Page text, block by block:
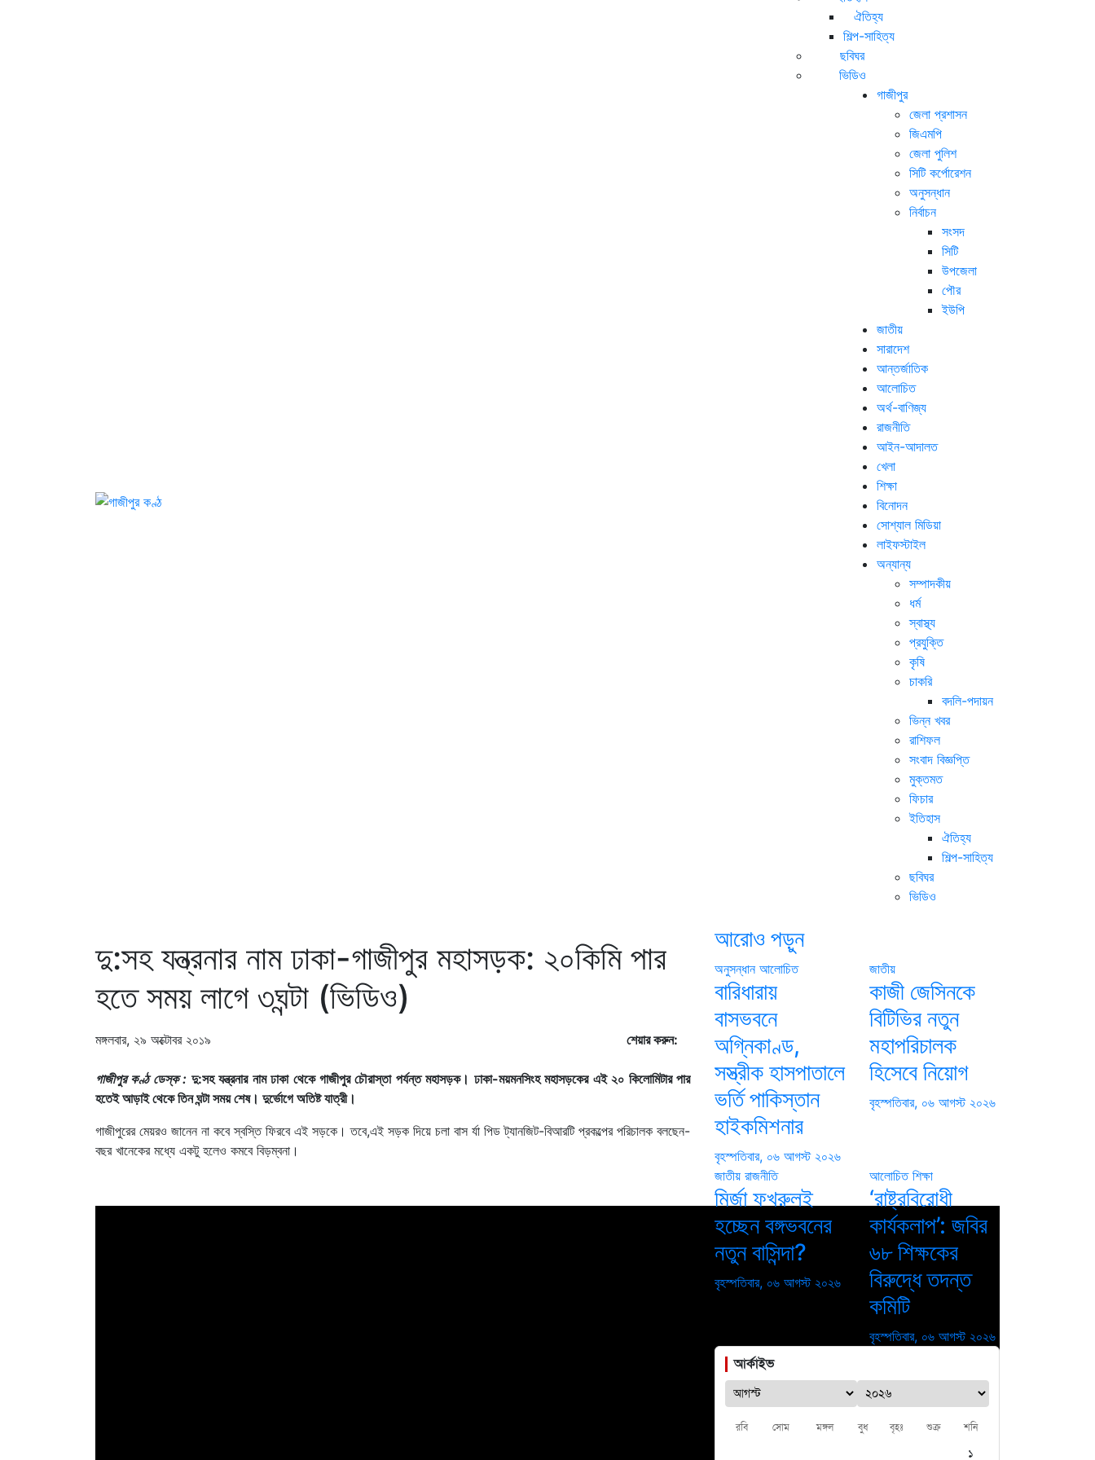
ঐতিহ্য
শিল্প-সাহিত্য
ছবিঘর
ভিডিও
গাজীপুর
জেলা প্রশাসন
জিএমপি
জেলা পুলিশ
সিটি কর্পোরেশন
অনুসন্ধান
নির্বাচন
সংসদ
সিটি
উপজেলা
পৌর
ইউপি
জাতীয়
সারাদেশ
আন্তর্জাতিক
আলোচিত
অর্থ-বাণিজ্য
রাজনীতি
আইন-আদালত
খেলা
শিক্ষা
বিনোদন
সোশ্যাল মিডিয়া
লাইফস্টাইল
অন্যান্য
সম্পাদকীয়
ধর্ম
স্বাস্থ্য
প্রযুক্তি
কৃষি
চাকরি
বদলি-পদায়ন
ভিন্ন খবর
রাশিফল
সংবাদ বিজ্ঞপ্তি
মুক্তমত
ফিচার
ইতিহাস
ঐতিহ্য
শিল্প-সাহিত্য
ছবিঘর
ভিডিও
দু:সহ যন্ত্রনার নাম ঢাকা-গাজীপুর মহাসড়ক: ২০কিমি পার
হতে সময় লাগে ৩ঘন্টা (ভিডিও)
মঙ্গলবার, ২৯ অক্টোবর ২০১৯ শেয়ার করুন:
গাজীপুর কণ্ঠ ডেস্ক : দু:সহ যন্ত্রনার নাম ঢাকা থেকে গাজীপুর চৌরাস্তা পর্যন্ত মহাসড়ক। ঢাকা-ময়মনসিংহ মহাসড়কের এই ২০ কিলোমিটার পার
হতেই আড়াই থেকে তিন ঘন্টা সময় শেষ। দুর্ভোগে অতিষ্ট যাত্রী।
গাজীপুরের মেয়রও জানেন না কবে স্বস্তি ফিরবে এই সড়কে। তবে,এই সড়ক দিয়ে চলা বাস র্যা পিড ট্যানজিট-বিআরটি প্রকল্পের পরিচালক বলছেন-
বছর খানেকের মধ্যে একটু হলেও কমবে বিড়ম্বনা।
আরোও পড়ুন
অনুসন্ধান আলোচিত
বারিধারায়
বাসভবনে
অগ্নিকাণ্ড,
সস্ত্রীক হাসপাতালে
ভর্তি পাকিস্তান
হাইকমিশনার
বৃহস্পতিবার, ০৬ আগস্ট ২০২৬
জাতীয়
কাজী জেসিনকে
বিটিভির নতুন
মহাপরিচালক
হিসেবে নিয়োগ
বৃহস্পতিবার, ০৬ আগস্ট ২০২৬
জাতীয় রাজনীতি
মির্জা ফখরুলই
হচ্ছেন বঙ্গভবনের
নতুন বাসিন্দা?
বৃহস্পতিবার, ০৬ আগস্ট ২০২৬
আলোচিত শিক্ষা
‘রাষ্ট্রবিরোধী
কার্যকলাপ’: জবির
৬৮ শিক্ষকের
বিরুদ্ধে তদন্ত
কমিটি
বৃহস্পতিবার, ০৬ আগস্ট ২০২৬
আর্কাইভ
রবি সোম মঙ্গল বুধ বৃহঃ শুক্র শনি
১